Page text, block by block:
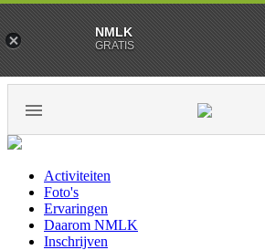
Activiteiten
Foto's
Ervaringen
Daarom NMLK
Inschrijven
NMLK
GRATIS